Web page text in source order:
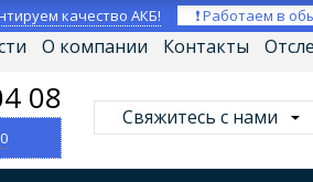
качество АКБ! ❗ Работаем в
О компании Контакты
08
Свяжитесь с нами